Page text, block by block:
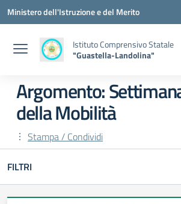
Vai ai contenuti
Vai al menu di navigazione
Vai al footer
Ministero dell'Istruzione e del Merito
Istituto Comprensivo Statale
"Guastella-Landolina"
Argomento:
della Mobilità
Stampa / Condividi
FILTRI